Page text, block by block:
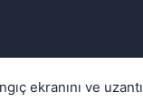
ekranını ve